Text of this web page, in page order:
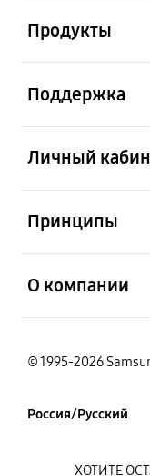
Продукты
Поддержка
Личный
Принципы
О компании
© 1995-2026
Россия/Русский
ХОТИТЕ